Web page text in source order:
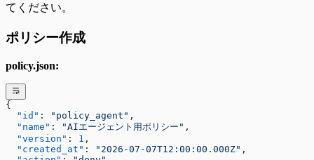
てください。
ポリシー作成
policy.json:
{
  "id"
: "policy_agent" ,
  "name"
: "AIエージェント用ポリシー" ,
  "version"
: 1 ,
  "created_at"
: "2026-07-07T12:00:00.000Z" ,